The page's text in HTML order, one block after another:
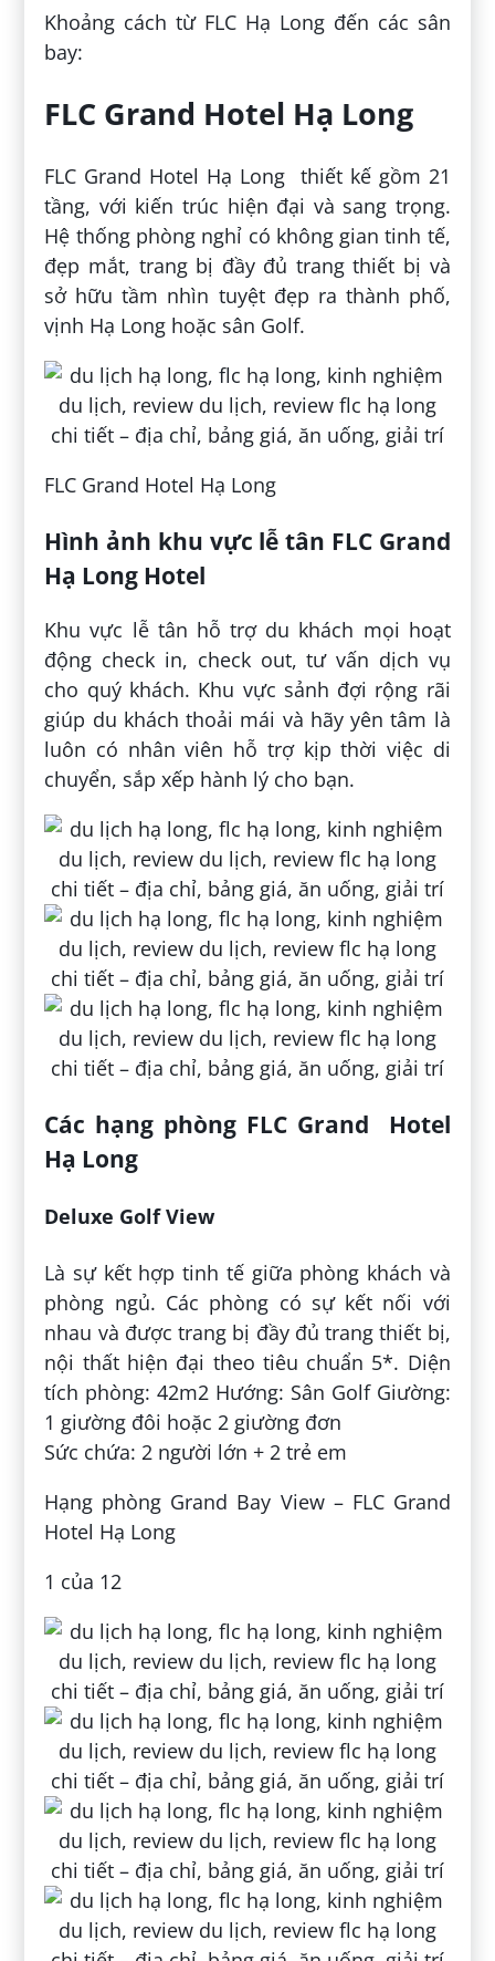
Khoảng cách từ FLC Hạ Long đến các sân
bay:
FLC Grand Hotel Hạ Long
FLC Grand Hotel Hạ Long thiết kế gồm 21
tầng, với kiến trúc hiện đại và sang trọng.
Hệ thống phòng nghỉ có không gian tinh tế,
đẹp mắt, trang bị đầy đủ trang thiết bị và
sở hữu tầm nhìn tuyệt đẹp ra thành phố,
vịnh Hạ Long hoặc sân Golf.
FLC Grand Hotel Hạ Long
Hình ảnh khu vực lễ tân FLC Grand
Hạ Long Hotel
Khu vực lễ tân hỗ trợ du khách mọi hoạt
động check in, check out, tư vấn dịch vụ
cho quý khách. Khu vực sảnh đợi rộng rãi
giúp du khách thoải mái và hãy yên tâm là
luôn có nhân viên hỗ trợ kịp thời việc di
chuyển, sắp xếp hành lý cho bạn.
Các hạng phòng FLC Grand Hotel
Hạ Long
Deluxe Golf View
Là sự kết hợp tinh tế giữa phòng khách và
phòng ngủ. Các phòng có sự kết nối với
nhau và được trang bị đầy đủ trang thiết bị,
nội thất hiện đại theo tiêu chuẩn 5*. Diện
tích phòng: 42m2 Hướng: Sân Golf Giường:
1 giường đôi hoặc 2 giường đơn
Sức chứa: 2 người lớn + 2 trẻ em
Hạng phòng Grand Bay View – FLC Grand
Hotel Hạ Long
1 của 12